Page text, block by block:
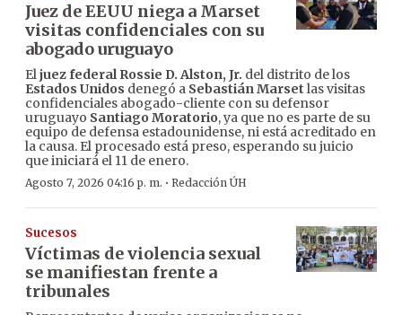
Juez de EEUU niega a Marset
visitas confidenciales con su
abogado uruguayo
Eljuez federal Rossie D. Alston, Jr. del distrito de los
Estados Unidos denegó a Sebastián Marset las visitas
confidenciales abogado-cliente con su defensor
uruguayo Santiago Moratorio, ya que no es parte de su
equipo de defensa estadounidense, ni está acreditado en
la causa. El procesado está preso, esperando su juicio
que iniciará el 11 de enero.
Agosto 7, 2026 04:16 p. m. · Redacción ÚH
Sucesos
Víctimas de violencia sexual
se manifiestan frente a
tribunales